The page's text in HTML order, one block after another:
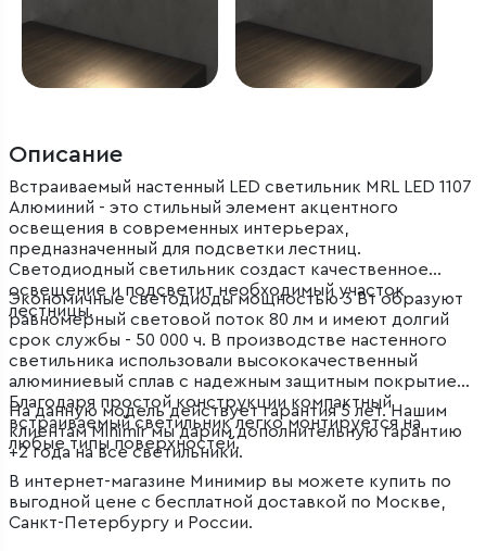
Описание
Встраиваемый настенный LED светильник MRL LED 1107
Алюминий - это стильный элемент акцентного
освещения в современных интерьерах,
предназначенный для подсветки лестниц.
Светодиодный светильник создаст качественное
освещение и подсветит необходимый участок
лестницы.
Экономичные светодиоды мощностью 3 Вт образуют
равномерный световой поток 80 лм и имеют долгий
срок службы - 50 000 ч. В производстве настенного
светильника использовали высококачественный
алюминиевый сплав с надежным защитным покрытием.
Благодаря простой конструкции компактный
встраиваемый светильник легко монтируется на
любые типы поверхностей.
На данную модель действует гарантия 5 лет. Нашим
клиентам Minimir мы дарим дополнительную гарантию
+2 года на все светильники.
В интернет-магазине Минимир вы можете купить по
выгодной цене с бесплатной доставкой по Москве,
Санкт-Петербургу и России.